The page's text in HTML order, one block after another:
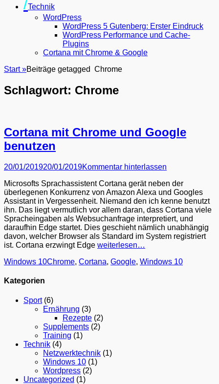
Technik
WordPress
WordPress 5 Gutenberg: Erster Eindruck
WordPress Performance und Cache-
Plugins
Cortana mit Chrome & Google
Start»Beiträge getagged Chrome
Schlagwort: Chrome
Cortana mit Chrome und Google
benutzen
Posted
20/01/201920/01/2019Kommentar hinterlassen
Microsofts Sprachassistent Cortana gerät neben der
überlegenen Konkurrenz von Amazon Alexa und Googles
Assistant in Vergessenheit. Niemand den ich kenne benutzt
ihn. Das liegt vermutlich vor allem daran, dass Cortana viele
Spracheingaben als Websuchanfrage interpretiert, und
daraufhin Edge startet. Dies geschieht nämlich unabhängig
davon, welcher Browser als Standard im System registriert
ist. Cortana erzwingt Edge weiterlesen…
Kategorien
Windows 10Schlagworte
Chrome, Cortana, Google, Windows 10
Kategorien
Sport(6)
Ernährung (3)
Rezepte (2)
Supplements (2)
Training (1)
Technik (4)
Netzwerktechnik (1)
Windows 10 (1)
Wordpress (2)
Uncategorized (1)